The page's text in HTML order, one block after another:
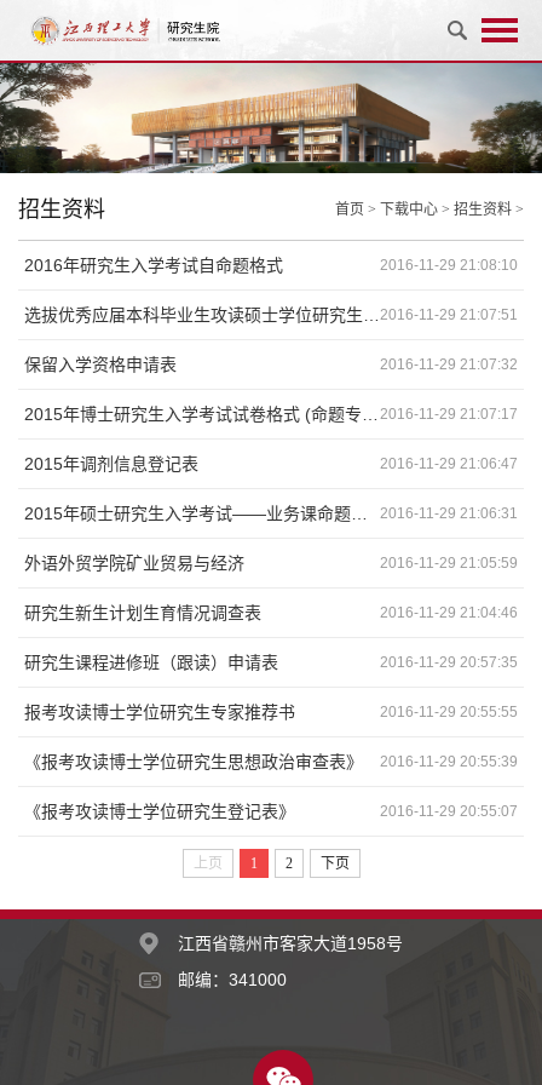
首页 > 下载中心 > 招生资料 >
招生资料
2016-11-29 21:08:10
2016年研究生入学考试自命题格式
2016-11-29 21:07:51
2016-11-29 21:07:32
保留入学资格申请表
2016-11-29 21:07:17
2016-11-29 21:06:47
2015年调剂信息登记表
2016-11-29 21:06:31
2016-11-29 21:05:59
外语外贸学院矿业贸易与经济
2016-11-29 21:04:46
研究生新生计划生育情况调查表
2016-11-29 20:57:35
研究生课程进修班（跟读）申请表
2016-11-29 20:55:55
报考攻读博士学位研究生专家推荐书
2016-11-29 20:55:39
《报考攻读博士学位研究生思想政治审查表》
2016-11-29 20:55:07
《报考攻读博士学位研究生登记表》
上页 1 2 下页
江西省赣州市客家大道1958号
邮编：341000